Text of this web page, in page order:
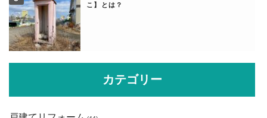
こ】とは？
カテゴリー